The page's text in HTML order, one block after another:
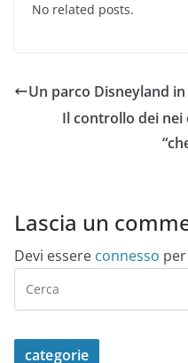
No related posts.
Un parco Disneyland in
Il controllo dei nei
Lascia un
Devi essere connesso
categorie